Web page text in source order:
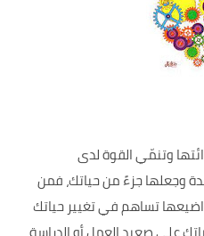
وتنمّي القوة لدى
وجعلها جزءً من حياتك، فمن
تساهم في تغيير حياتك